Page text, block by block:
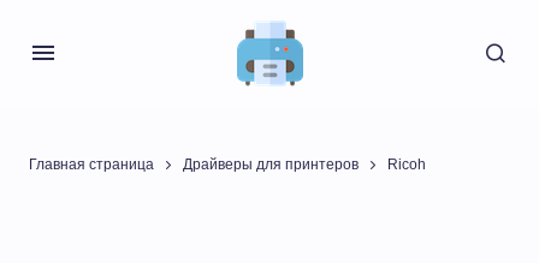
Главная страница Драйверы для принтеров Ricoh